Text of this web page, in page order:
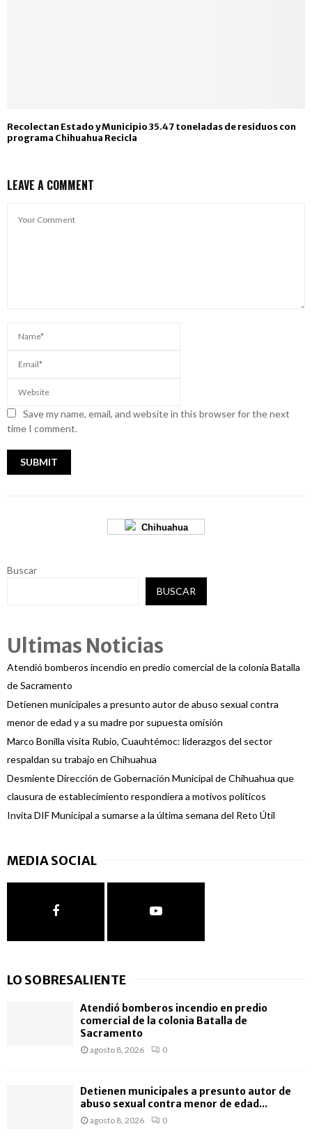
Recolectan Estado y Municipio 35.47 toneladas de residuos con
programa Chihuahua Recicla
LEAVE A COMMENT
Save my name, email, and website in this browser for the next
time I comment.
Chihuahua
Buscar
BUSCAR
Ultimas Noticias
Atendió bomberos incendio en predio comercial de la colonia Batalla
de Sacramento
Detienen municipales a presunto autor de abuso sexual contra
menor de edad y a su madre por supuesta omisión
Marco Bonilla visita Rubio, Cuauhtémoc: liderazgos del sector
respaldan su trabajo en Chihuahua
Desmiente Dirección de Gobernación Municipal de Chihuahua que
clausura de establecimiento respondiera a motivos políticos
Invita DIF Municipal a sumarse a la última semana del Reto Útil
MEDIA SOCIAL
LO SOBRESALIENTE
Atendió bomberos incendio en predio
comercial de la colonia Batalla de
Sacramento
agosto 8, 2026 0
Detienen municipales a presunto autor de
abuso sexual contra menor de edad...
agosto 8, 2026 0